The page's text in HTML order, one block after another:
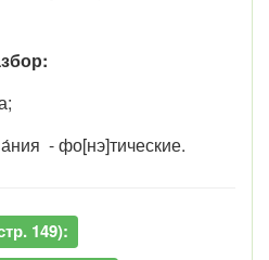
- фо[нэ]тические.
149):